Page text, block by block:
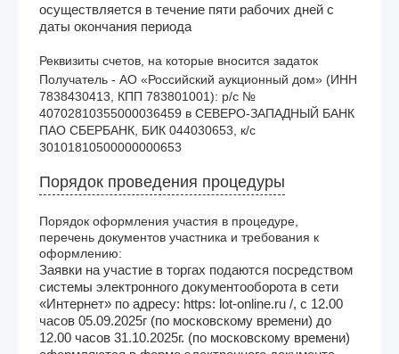
осуществляется в течение пяти рабочих дней с
даты окончания периода
Реквизиты счетов, на которые вносится задаток
Получатель - АО «Российский аукционный дом» (ИНН
7838430413, КПП 783801001): р/с №
40702810355000036459 в СЕВЕРО-ЗАПАДНЫЙ БАНК
ПАО СБЕРБАНК, БИК 044030653, к/с
30101810500000000653
Порядок проведения процедуры
Порядок оформления участия в процедуре,
перечень документов участника и требования к
оформлению:
Заявки на участие в торгах подаются посредством
системы электронного документооборота в сети
«Интернет» по адресу: https: lot-online.ru /, с 12.00
часов 05.09.2025г (по московскому времени) до
12.00 часов 31.10.2025г. (по московскому времени)